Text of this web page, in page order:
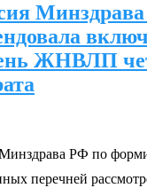
ЖНВЛП
РФ по
перечней